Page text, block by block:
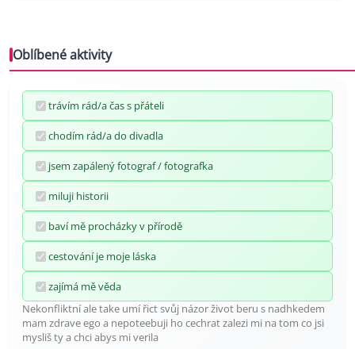
Oblíbené aktivity
trávím rád/a čas s přáteli
chodím rád/a do divadla
jsem zapálený fotograf / fotografka
miluji historii
baví mě procházky v přírodě
cestování je moje láska
zajímá mě věda
Nekonfliktní ale take umí řict svůj názor život beru s nadhkedem
mam zdrave ego a nepoteebuji ho cechrat zalezi mi na tom co jsi
mysliš ty a chci abys mi verila